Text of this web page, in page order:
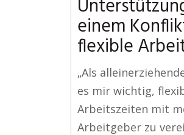
einem
flexible
„Als
es mir wichtig,
Arbeitszeiten mit
Arbeitgeber zu